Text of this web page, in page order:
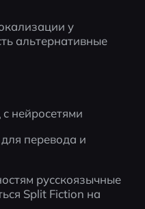
у
альтернативные
нейросетями
перевода и
русскоязычные
Split Fiction на